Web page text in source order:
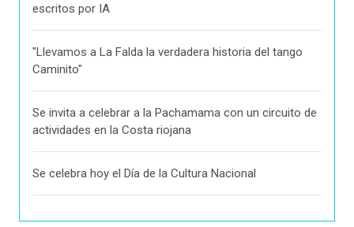
escritos por IA
"Llevamos a La Falda la verdadera historia del tango
Caminito"
Se invita a celebrar a la Pachamama con un circuito de
actividades en la Costa riojana
Se celebra hoy el Día de la Cultura Nacional